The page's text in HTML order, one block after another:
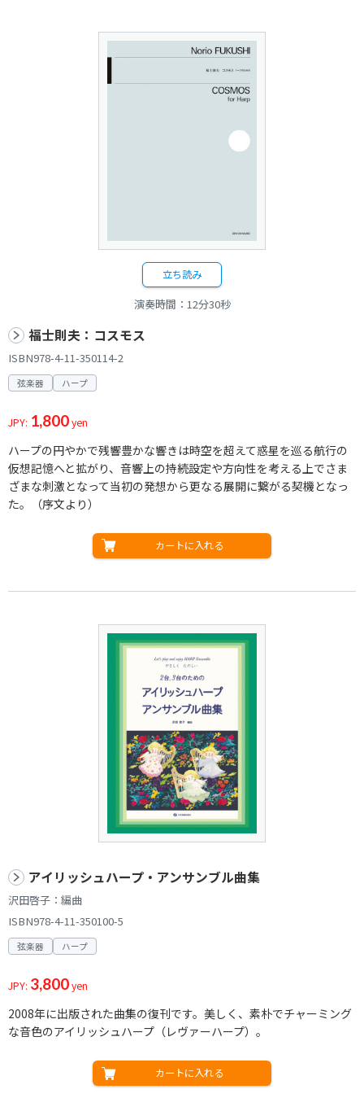
立ち読み
演奏時間：12分30秒
福士則夫：コスモス
ISBN978-4-11-350114-2
弦楽器 ハープ
JPY: 1,800yen
ハープの円やかで残響豊かな響きは時空を超えて惑星を巡る航行の
仮想記憶へと拡がり、音響上の持続設定や方向性を考える上でさま
ざまな刺激となって当初の発想から更なる展開に繋がる契機となっ
た。（序文より）
カートに入れる
アイリッシュハープ・アンサンブル曲集
沢田啓子：編曲
ISBN978-4-11-350100-5
弦楽器 ハープ
JPY: 3,800yen
2008年に出版された曲集の復刊です。美しく、素朴でチャーミング
な音色のアイリッシュハープ（レヴァーハープ）。
カートに入れる